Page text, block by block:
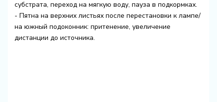
субстрата, переход на мягкую воду, пауза в подкормках.
- Пятна на верхних листьях после перестановки к лампе/
на южный подоконник: притенение, увеличение
дистанции до источника.